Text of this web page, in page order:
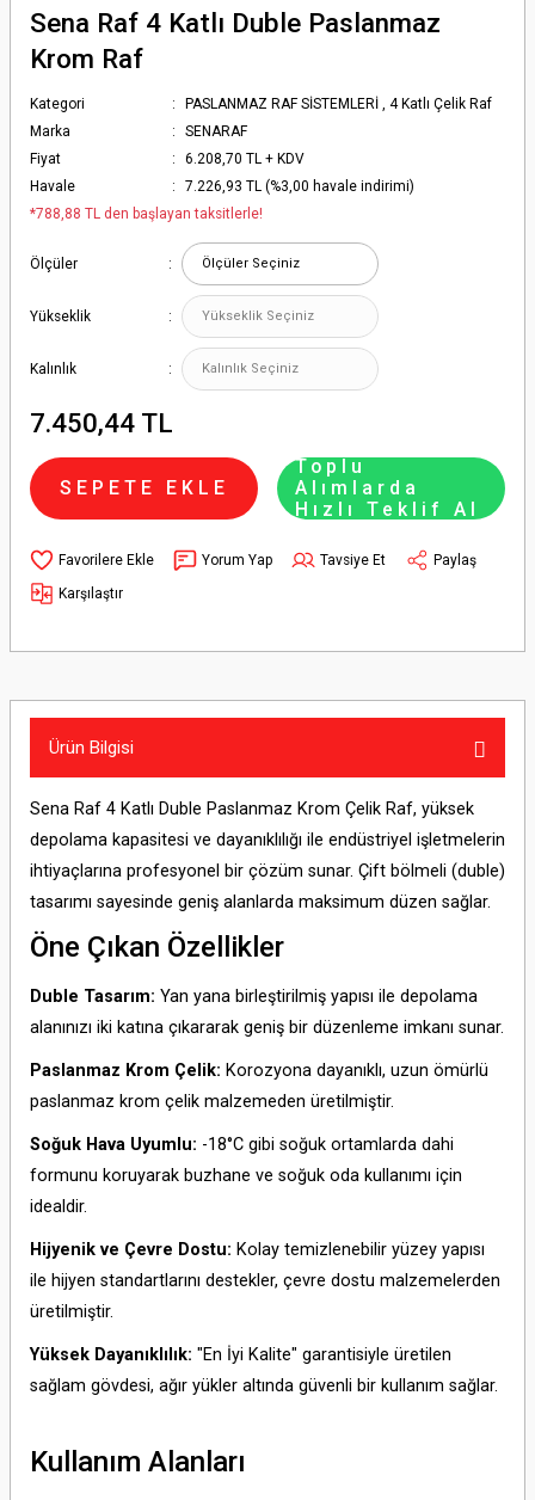
Sena Raf 4 Katlı Duble Paslanmaz
Krom Raf
Kategori PASLANMAZ RAF SİSTEMLERİ ,4 Katlı Çelik Raf
Marka
SENARAF
Fiyat
6.208,70 TL + KDV
Havale
7.226,93 TL (%3,00 havale indirimi)
*788,88 TL den başlayan taksitlerle!
Ölçüler
Yükseklik
Kalınlık
7.450,44 TL
SEPETE EKLE
Toplu
Alımlarda
Hızlı Teklif Al
Yorum Yap Tavsiye Et
Paylaş
Karşılaştır
Ürün Bilgisi
Sena Raf 4 Katlı Duble Paslanmaz Krom Çelik Raf, yüksek
depolama kapasitesi ve dayanıklılığı ile endüstriyel işletmelerin
ihtiyaçlarına profesyonel bir çözüm sunar. Çift bölmeli (duble)
tasarımı sayesinde geniş alanlarda maksimum düzen sağlar.
Öne Çıkan Özellikler
Duble Tasarım: Yan yana birleştirilmiş yapısı ile depolama
alanınızı iki katına çıkararak geniş bir düzenleme imkanı sunar.
Paslanmaz Krom Çelik: Korozyona dayanıklı, uzun ömürlü
paslanmaz krom çelik malzemeden üretilmiştir.
Soğuk Hava Uyumlu: -18°C gibi soğuk ortamlarda dahi
formunu koruyarak buzhane ve soğuk oda kullanımı için
idealdir.
Hijyenik ve Çevre Dostu: Kolay temizlenebilir yüzey yapısı
ile hijyen standartlarını destekler, çevre dostu malzemelerden
üretilmiştir.
Yüksek Dayanıklılık: "En İyi Kalite" garantisiyle üretilen
sağlam gövdesi, ağır yükler altında güvenli bir kullanım sağlar.
Kullanım Alanları